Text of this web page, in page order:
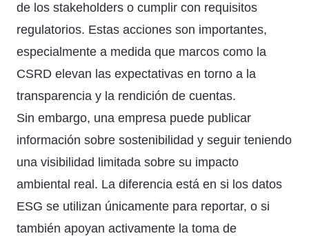
de los stakeholders o cumplir con requisitos
regulatorios. Estas acciones son importantes,
especialmente a medida que marcos como la
CSRD elevan las expectativas en torno a la
transparencia y la rendición de cuentas.
Sin embargo, una empresa puede publicar
información sobre sostenibilidad y seguir teniendo
una visibilidad limitada sobre su impacto
ambiental real. La diferencia está en si los datos
ESG se utilizan únicamente para reportar, o si
también apoyan activamente la toma de